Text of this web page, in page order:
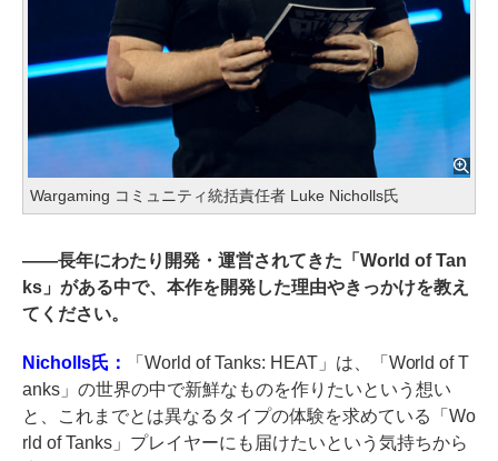
Wargaming コミュニティ統括責任者 Luke Nicholls氏
――長年にわたり開発・運営されてきた「World of Tan
ks」がある中で、本作を開発した理由やきっかけを教え
てください。
Nicholls氏：
「World of Tanks: HEAT」は、「World of T
anks」の世界の中で新鮮なものを作りたいという想い
と、これまでとは異なるタイプの体験を求めている「Wo
rld of Tanks」プレイヤーにも届けたいという気持ちから